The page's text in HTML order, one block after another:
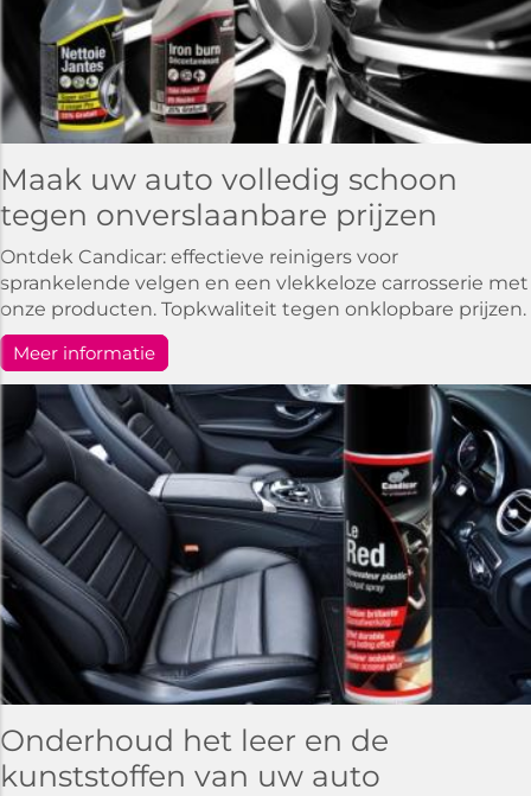
Maak uw auto volledig schoon
tegen onverslaanbare prijzen
Ontdek Candicar: effectieve reinigers voor
sprankelende velgen en een vlekkeloze carrosserie met
onze producten. Topkwaliteit tegen onklopbare prijzen.
Meer informatie
Onderhoud het leer en de
kunststoffen van uw auto